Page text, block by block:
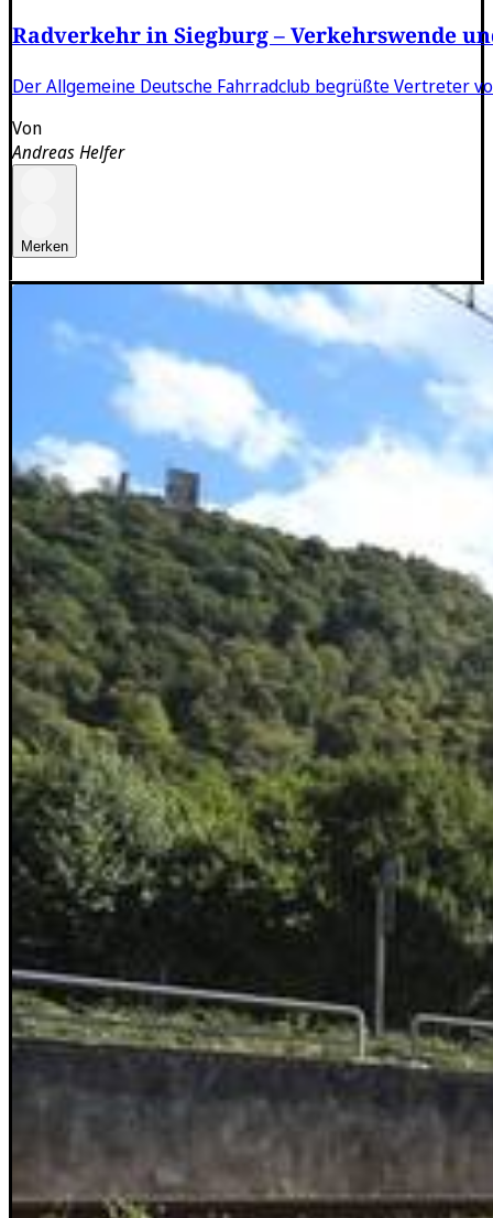
Radverkehr in Siegburg – Verkehrswende
Der Allgemeine Deutsche Fahrradclub begrüßte Vertreter
Von
Andreas Helfer
Merken